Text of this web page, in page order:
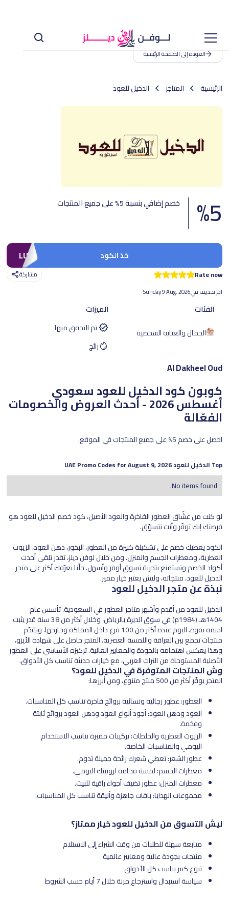
العودة إلى الصفحة الرئيسية
الرئيسية المتاجر الدخيل للعود
5
% خصم إضافي بنسبة 5% على جميع المنتجات
LUV1 خذ الكود
Rate now
مشاركة
اخر تحديف فيSunday 9 Aug, 2026
الفئات
الجمال والعناية الشخصية
الميزات
تم التحقق منها
رائج
Al Dakheel Oud
كوبون كود الدخيل للعود سعودي
أغسطس 2026 - أحدث العروض والخصومات
الفعّالة
احصل على خصم 5% على جميع المنتجات في الموقع.
Top الدخيل للعودUAE Promo Codes for
August 9, 2026
No items found.
لو كنت من عشّاق العطور الفاخرة والعود الأصيل، كود خصم الدخيل للعود هو
فرصتك إنك توفّر وأنت تتسوّق.
الكود يعطيك خصم على تشكيلة كبيرة من العطور، البخور، دهن العود، الزيوت
العطرية، ومعطرات الجسم والمنزل. ومن خلال لوفن ديلز، تقدر تلقى أحدث
أكواد الخصم وتستمتع بتجربة تسوق أوفر وأسهل. خلّنا نعرّفك أكثر على متجر
الدخيل للعود، منتجاته، وليش يعتبر خيار مميز.
نبذة عن متجر الدخيل للعود
الدخيل للعود من أقدم وأشهر متاجر العطور في السعودية. تأسس عام
1404هـ (1984م) في سوق الديرة بالرياض، وخلال أكثر من 38 سنة قدر يثبت
اسمه بقوة. اليوم عنده أكثر من 100 فرع داخل المملكة وخارجها، ويقدّم
منتجات تجمع بين العراقة واللمسة العصرية. المتجر حاصل على شهادة الأيزو،
وهذا يعكس اهتمامه بالجودة والمعايير العالية. تركيزه الأساسي على العطور
الأصلية المستوحاة من التراث العربي، مع خيارات حديثة تناسب كل الأذواق.
وش المنتجات المتوفرة في الدخيل للعود؟
المتجر يوفّر أكثر من 500 منتج متنوع، ومن أبرزها:
العطور: عطور رجالية ونسائية بروائح فاخرة تناسب كل المناسبات.
العود ودهن العود: أجود أنواع العود ودهن العود بروائح ثابتة
وفخمة.
الزيوت العطرية والخلطات: تركيبات مميزة تناسب الاستخدام
اليومي والمناسبات الخاصة.
عطور الشعر: تعطي شعرك رائحة جميلة تدوم.
معطرات الجسم: لمسة فخامة لروتينك اليومي.
معطرات المنزل: عطور تضيف أجواء راقية للبيت.
مجموعات الهدايا: باقات جاهزة وأنيقة تناسب كل المناسبات.
ليش التسوق من الدخيل للعود خيار ممتاز؟
متابعة سهلة للطلبات من وقت الشراء إلى الاستلام
منتجات بجودة عالية ومعايير عالمية
تنوع كبير يناسب كل الأذواق
سياسة استبدال واسترجاع مرنة خلال 7 أيام حسب الشروط